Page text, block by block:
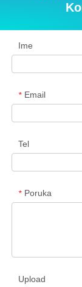
Ime
* Email
Tel
* Poruka
Upload